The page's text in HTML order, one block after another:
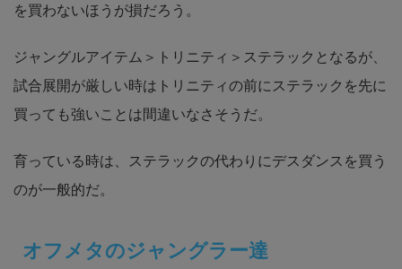
を買わないほうが損だろう。
ジャングルアイテム＞トリニティ＞ステラックとなるが、
試合展開が厳しい時はトリニティの前にステラックを先に
買っても強いことは間違いなさそうだ。
育っている時は、ステラックの代わりにデスダンスを買う
のが一般的だ。
オフメタのジャングラー達